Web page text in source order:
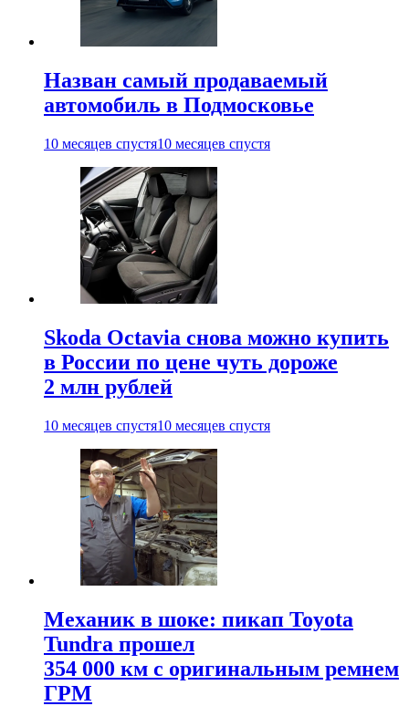
Назван самый продаваемый
автомобиль в Подмосковье
10 месяцев спустя10 месяцев спустя
Skoda Octavia снова можно купить
в России по цене чуть дороже
2 млн рублей
10 месяцев спустя10 месяцев спустя
Механик в шоке: пикап Toyota
Tundra прошел
354 000 км с оригинальным ремнем
ГРМ